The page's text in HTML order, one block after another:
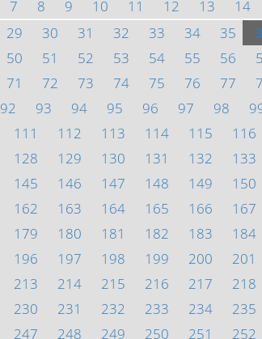
7 8 9 10 11 12 13 14
29 30 31 32 33 34 35
50 51 52 53 54 55 56
71 72 73 74 75 76 77
92 93 94 95 96 97 98
111 112 113 114 115 116
128 129 130 131 132 133
145 146 147 148 149 150
162 163 164 165 166 167
179 180 181 182 183 184
196 197 198 199 200 201
213 214 215 216 217 218
230 231 232 233 234 235
247 248 249 250 251 252